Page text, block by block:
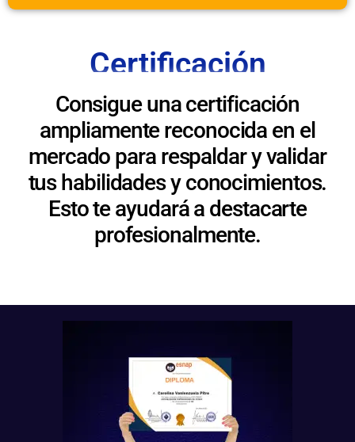
Certificación
Consigue una certificación
ampliamente reconocida en el
mercado para respaldar y validar
tus habilidades y conocimientos.
Esto te ayudará a destacarte
profesionalmente.